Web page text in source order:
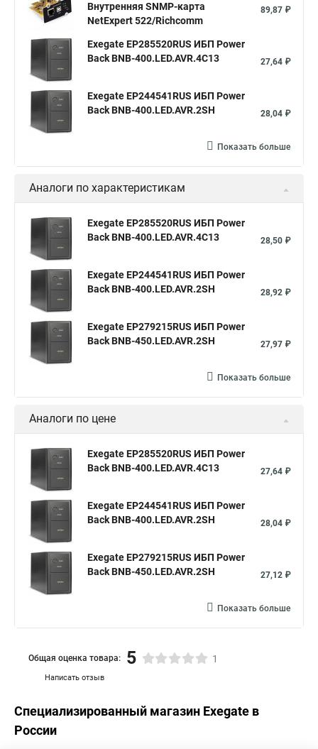
Внутренняя SNMP-карта
NetExpert 522/Richcomm
89,87 ₽
Exegate EP285520RUS ИБП Power
Back BNB-400.LED.AVR.4C13
27,64 ₽
Exegate EP244541RUS ИБП Power
Back BNB-400.LED.AVR.2SH
28,04 ₽
Показать больше
Аналоги по характеристикам
Exegate EP285520RUS ИБП Power
Back BNB-400.LED.AVR.4C13
28,50 ₽
Exegate EP244541RUS ИБП Power
Back BNB-400.LED.AVR.2SH
28,92 ₽
Exegate EP279215RUS ИБП Power
Back BNB-450.LED.AVR.2SH
27,97 ₽
Показать больше
Аналоги по цене
Exegate EP285520RUS ИБП Power
Back BNB-400.LED.AVR.4C13
27,64 ₽
Exegate EP244541RUS ИБП Power
Back BNB-400.LED.AVR.2SH
28,04 ₽
Exegate EP279215RUS ИБП Power
Back BNB-450.LED.AVR.2SH
27,12 ₽
Показать больше
Написать отзыв
Общая оценка товара: 5 1
Специализированный магазин Exegate в
России